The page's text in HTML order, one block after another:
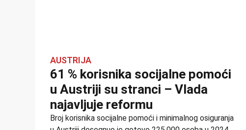
AUSTRIJA
61 % korisnika socijalne pomoći
u Austriji su stranci – Vlada
najavljuje reformu
Broj korisnika socijalne pomoći i minimalnog osiguranja